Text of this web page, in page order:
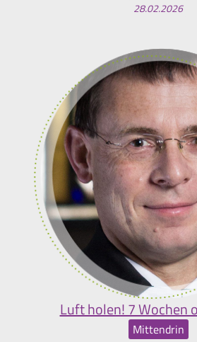
28.02.2026
Luft holen! 7 Wochen
Mittendrin